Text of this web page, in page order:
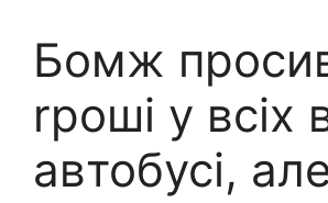
Бомж
rроші у всіх
автобусі,